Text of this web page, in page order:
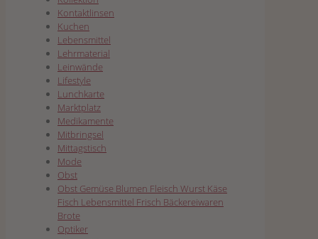
Kontaktlinsen
Kuchen
Lebensmittel
Lehrmaterial
Leinwände
Lifestyle
Lunchkarte
Marktplatz
Medikamente
Mitbringsel
Mittagstisch
Mode
Obst
Obst Gemüse Blumen Fleisch Wurst Käse
Fisch Lebensmittel Frisch Bäckereiwaren
Brote
Optiker